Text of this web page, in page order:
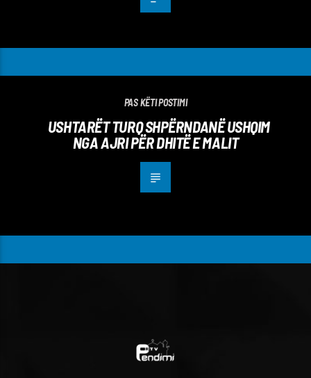
PAS KËTI POSTIMI
USHTARËT TURQ SHPËRNDANË USHQIM
NGA AJRI PËR DHITË E MALIT